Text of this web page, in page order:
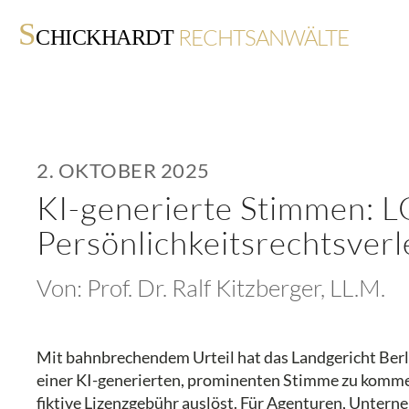
SCHICKHARDT RECHTSANWÄLTE
2. OKTOBER 2025
KI-generierte Stimmen:
Von: Prof. Dr. Ralf Kitzberger, LL.M.
Mit bahnbrechendem Urteil hat das Landgericht
einer KI-generierten, prominenten Stimme zu
fiktive Lizenzgebühr auslöst. Für Agenturen,